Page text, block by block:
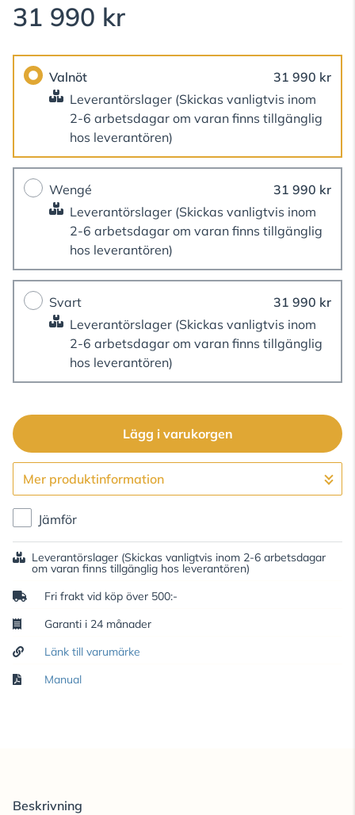
31 990 kr
Valnöt
31 990 kr
Leverantörslager (Skickas vanligtvis inom
2-6 arbetsdagar om varan finns tillgänglig
hos leverantören)
Wengé
31 990 kr
Leverantörslager (Skickas vanligtvis inom
2-6 arbetsdagar om varan finns tillgänglig
hos leverantören)
Svart
31 990 kr
Leverantörslager (Skickas vanligtvis inom
2-6 arbetsdagar om varan finns tillgänglig
hos leverantören)
Lägg i varukorgen
Gå till kassan
Mer produktinformation
Jämför
Leverantörslager (Skickas vanligtvis inom 2-6 arbetsdagar
om varan finns tillgänglig hos leverantören)
Fri frakt vid köp över 500:-
Garanti i 24 månader
Länk till varumärke
Manual
Beskrivning